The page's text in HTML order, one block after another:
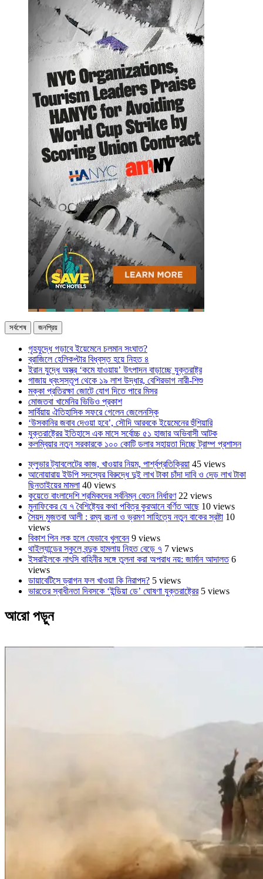
সর্বশেষ জনপ্রিয়
গৃহযুদ্ধে গড়াবে ইয়েমেনে চলমান সংঘাত?
ব্রাজিলে হেলিকপ্টার বিধ্বস্ত হয়ে নিহত ৪
ইরান যুদ্ধে অস্ত্র ‘কমে যাওয়ায়’ উৎপাদন বাড়াচ্ছে যুক্তরাষ্ট্র
গাজায় ধ্বংসস্তূপ থেকে ১৯ লাশ উদ্ধার, বেশিরভাগ নারী-শিশু
মক্কা প্রতিরক্ষা জোটে যোগ দিতে পারে মিসর
মোজতবা খামেনির ভিডিও প্রকাশ
সার্বিয়ায় ঐতিহাসিক সফরে গেলেন জেলেনস্কি
‘উসকানির জবাব দেওয়া হবে’, সৌদি আরবকে ইয়েমেনের হুঁশিয়ারি
যুক্তরাষ্ট্রের ইতিহাসে এক মাসে সর্বোচ্চ ৫১ হাজার অভিবাসী আটক
কলম্বিয়ার নতুন সরকারকে ১০০ কোটি ডলার সহায়তা দিচ্ছে ট্রাম্প প্রশাসন
ফ্লুভার ট্যাবলেটের কাজ, খাওয়ার নিয়ম, পার্শ্বপ্রতিক্রিয়া 45 views
আনোয়ারায় ইউপি সদস্যের বিরুদ্ধে দুই লাখ টাকা চাঁদা দাবি ও দেড় লাখ টাকা
ছিনতাইয়ের মামলা 40 views
কুয়েতে বাংলাদেশি শ্রমিকদের সর্বনিম্ন বেতন নির্ধারণ 22 views
মুনাফিকের যে ৭ বৈশিষ্ট্যের কথা পবিত্র কুরআনে বর্ণিত আছে 10 views
সৈয়দ মুজতবা আলী : রম্য রচনা ও ভ্রমণ সাহিত্যে নতুন বাকের স্রষ্টা 10
views
বিকাশ পিন লক হলে যেভাবে খুলবেন 9 views
থাইল্যান্ডের স্কুলে বন্দুক হামলায় নিহত বেড়ে ৭ 7 views
ইসরাইলকে নাৎসি বাহিনীর সঙ্গে তুলনা করা অপরাধ নয়: জার্মান আদালত 6
views
ডায়াবেটিসে ড্রাগন ফল খাওয়া কি নিরাপদ? 5 views
ভারতের স্বাধীনতা দিবসকে ‘ইন্ডিয়া ডে’ ঘোষণা যুক্তরাষ্ট্রের 5 views
আরো পড়ুন